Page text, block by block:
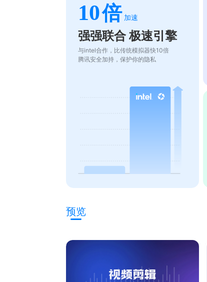
10倍 加速
强强联合 极速引擎
与intel合作，比传统模拟器快10倍
腾讯安全加持，保护你的隐私
预览